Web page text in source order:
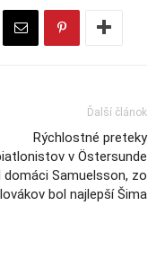
Ďalší článok
Rýchlostné preteky
v Östersunde
domáci Samuelsson, zo
bol najlepší Šima